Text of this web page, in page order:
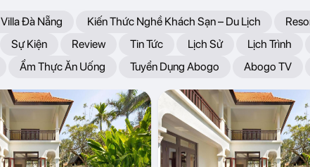
Villa Đà Nẵng Kiến Thức Nghề Khách Sạn – Du Lịch
Sự Kiện Review Tin Tức Lịch Sử Lịch Trình
Ẩm Thực Ăn Uống Tuyển Dụng Abogo Abogo TV